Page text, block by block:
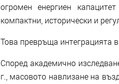
огромен енергиен
компактни, исторически и
Това превръща интеграцията
Според академично
г., масовото навлизане на